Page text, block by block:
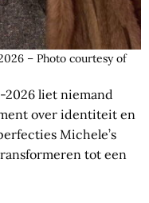
– Photo courtesy of
liet niemand
over identiteit en
Michele’s
tot een